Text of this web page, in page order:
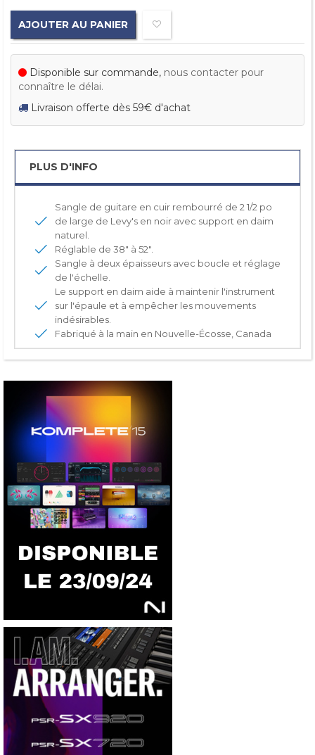
AJOUTER AU PANIER
Disponible sur commande, nous contacter pour
connaître le délai.
Livraison offerte dès 59€ d'achat
PLUS D'INFO
Sangle de guitare en cuir rembourré de 2 1/2 po
de large de Levy's en noir avec support en daim
naturel.
Réglable de 38″ à 52″.
Sangle à deux épaisseurs avec boucle et réglage
de l'échelle.
Le support en daim aide à maintenir l'instrument
sur l'épaule et à empêcher les mouvements
indésirables.
Fabriqué à la main en Nouvelle-Écosse, Canada